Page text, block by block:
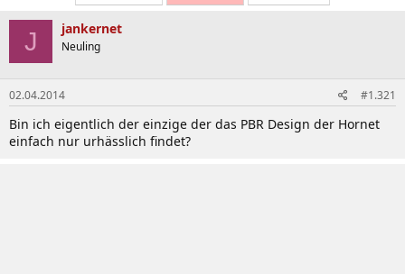
e
r
t
e
l
m
J jankernet
Neuling
02.04.2014 #1.321
Bin ich eigentlich der einzige der das PBR Design der Hornet
einfach nur urhässlich findet?